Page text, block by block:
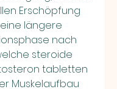
Erschöpfung
längere
nach
steroide
tabletten
Muskelaufbau